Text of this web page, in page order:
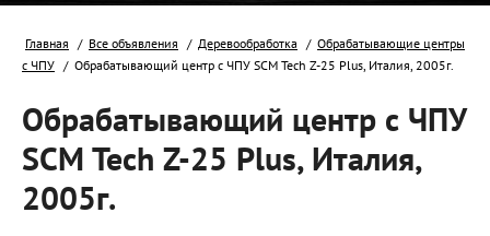
Главная Все объявления Деревообработка
Обрабатывающие центры
с ЧПУ
Обрабатывающий центр с ЧПУ SCM Tech Z-25 Plus, Италия, 2005г.
Обрабатывающий центр с ЧПУ
SCM Tech Z-25 Plus, Италия,
2005г.